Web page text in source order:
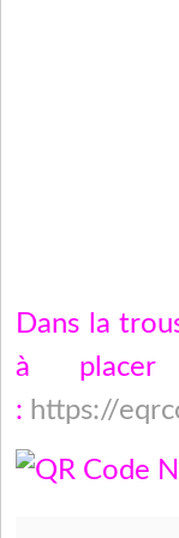
Dans la
à
: https://